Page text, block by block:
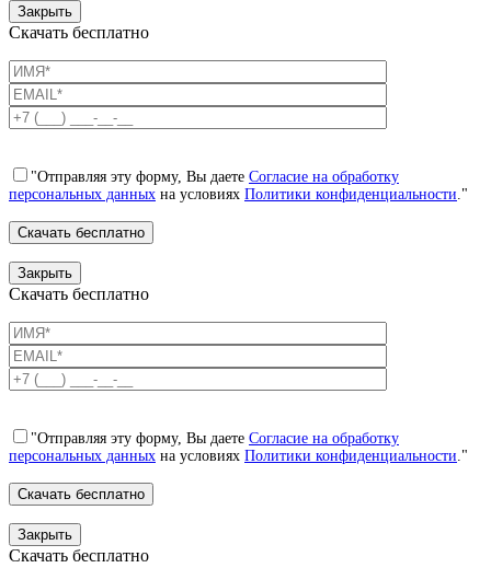
Закрыть
Скачать бесплатно
"Отправляя эту форму, Вы даете Согласие на обработку
персональных данных на условиях Политики конфиденциальности ."
Закрыть
Скачать бесплатно
"Отправляя эту форму, Вы даете Согласие на обработку
персональных данных на условиях Политики конфиденциальности ."
Закрыть
Скачать бесплатно